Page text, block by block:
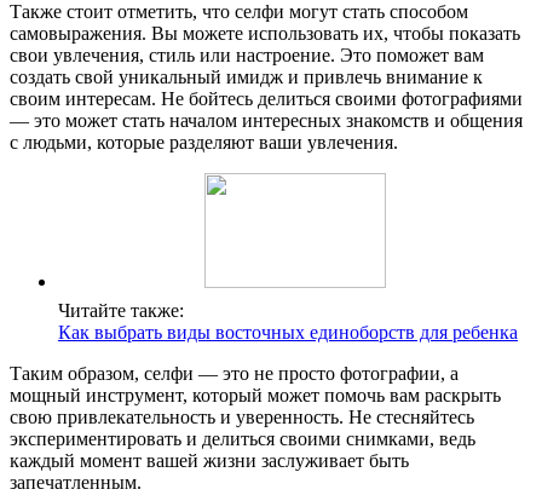
Также стоит отметить, что селфи могут стать способом
самовыражения. Вы можете использовать их, чтобы показать
свои увлечения, стиль или настроение. Это поможет вам
создать свой уникальный имидж и привлечь внимание к
своим интересам. Не бойтесь делиться своими фотографиями
— это может стать началом интересных знакомств и общения
с людьми, которые разделяют ваши увлечения.
Читайте также:
Как выбрать виды восточных единоборств для ребенка
Таким образом, селфи — это не просто фотографии, а
мощный инструмент, который может помочь вам раскрыть
свою привлекательность и уверенность. Не стесняйтесь
экспериментировать и делиться своими снимками, ведь
каждый момент вашей жизни заслуживает быть
запечатленным.